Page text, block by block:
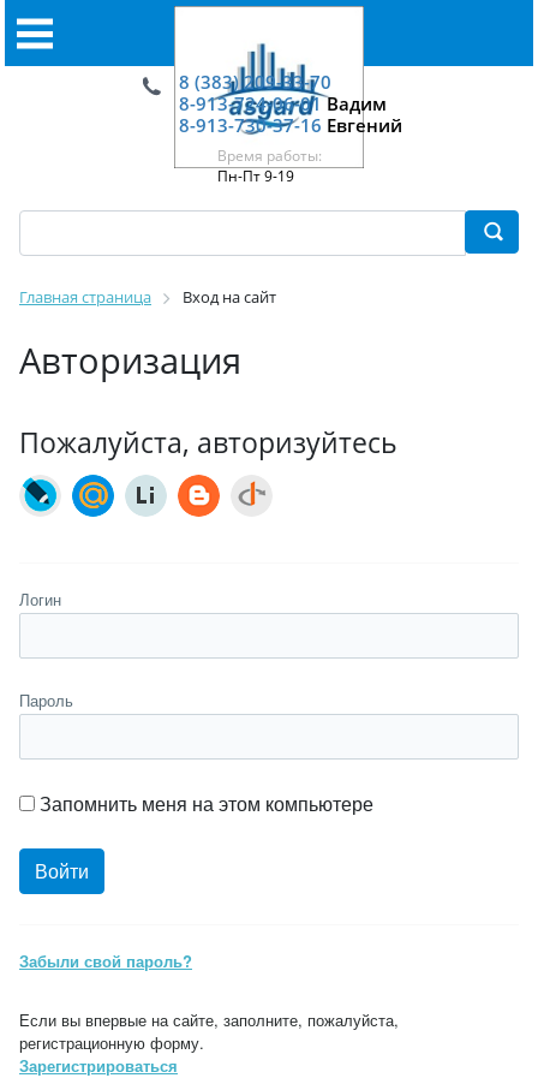
8 (383) 209-33-70
8-913-724-06-01Вадим
8-913-730-37-16 Евгений
Время работы:
Пн-Пт 9-19
Главная страница Вход на сайт
Авторизация
Пожалуйста, авторизуйтесь
Логин
Пароль
Запомнить меня на этом компьютере
Забыли свой пароль?
Если вы впервые на сайте, заполните, пожалуйста,
регистрационную форму.
Зарегистрироваться